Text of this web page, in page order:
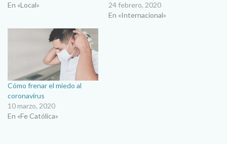
En «Local»
24 febrero, 2020
En «Internacional»
Cómo frenar el miedo al
coronavirus
10 marzo, 2020
En «Fe Católica»